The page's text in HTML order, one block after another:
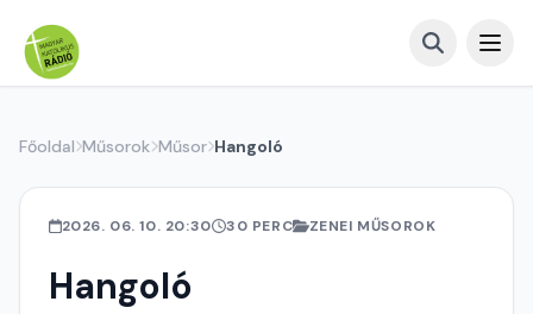
Főoldal Műsorok Műsor Hangoló
2026. 06. 10. 20:30 30 PERC ZENEI MŰSOROK
Hangoló